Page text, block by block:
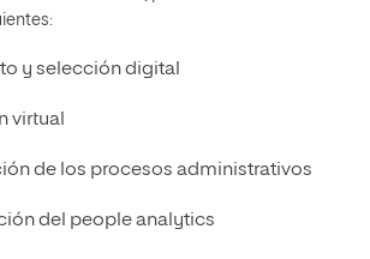
y selección digital
virtual
de los procesos administrativos
del people analytics